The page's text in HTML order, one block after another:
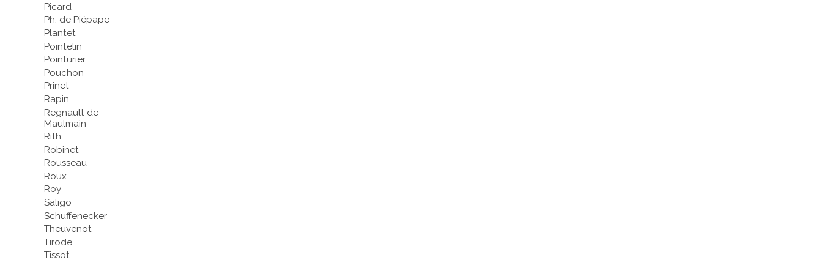
Picard
Ph. de Piépape
Plantet
Pointelin
Pointurier
Pouchon
Prinet
Rapin
Regnault de
Maulmain
Rith
Robinet
Rousseau
Roux
Roy
Saligo
Schuffenecker
Theuvenot
Tirode
Tissot